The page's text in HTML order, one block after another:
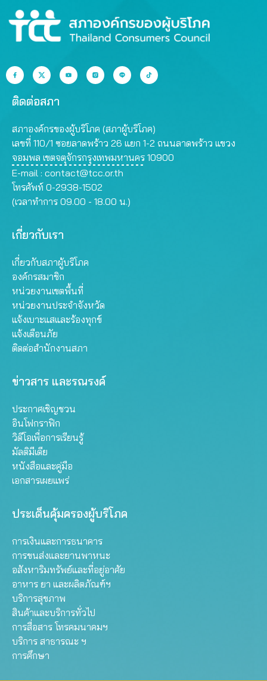
ติดต่อสภา
สภาองค์กรของผู้บริโภค (สภาผู้บริโภค)
เลขที่ 110/1 ซอยลาดพร้าว 26 แยก 1-2 ถนนลาดพร้าว แขวง
จอมพล เขตจตุจักรกรุงเทพมหานคร 10900
E-mail : contact@tcc.or.th
โทรศัพท์ 0-2938-1502
(เวลาทำการ 09.00 - 18.00 น.)
เกี่ยวกับเรา
เกี่ยวกับสภาผู้บริโภค
องค์กรสมาชิก
หน่วยงานเขตพื้นที่
หน่วยงานประจำจังหวัด
แจ้งเบาะแสและร้องทุกข์
แจ้งเตือนภัย
ติดต่อสำนักงานสภา
ข่าวสาร และรณรงค์
ประกาศเชิญชวน
อินโฟกราฟิก
วิดีโอเพื่อการเรียนรู้
มัลติมีเดีย
หนังสือและคู่มือ
เอกสารเผยแพร่
ประเด็นคุ้มครองผู้บริโภค
การเงินและการธนาคาร
การขนส่งและยานพาหนะ
อสังหาริมทรัพย์และที่อยู่อาศัย
อาหาร ยา และผลิตภัณฑ์ฯ
บริการสุขภาพ
สินค้าและบริการทั่วไป
การสื่อสาร โทรคมนาคมฯ
บริการ สาธารณะ ฯ
การศึกษา